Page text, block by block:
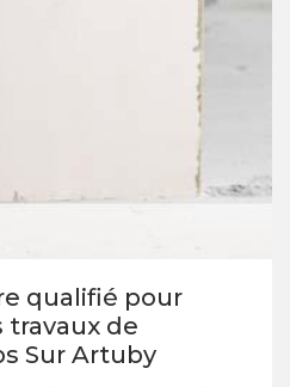
qualifié pour
travaux de
Sur Artuby